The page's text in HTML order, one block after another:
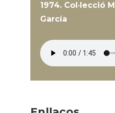
1974. Col·lecció
García